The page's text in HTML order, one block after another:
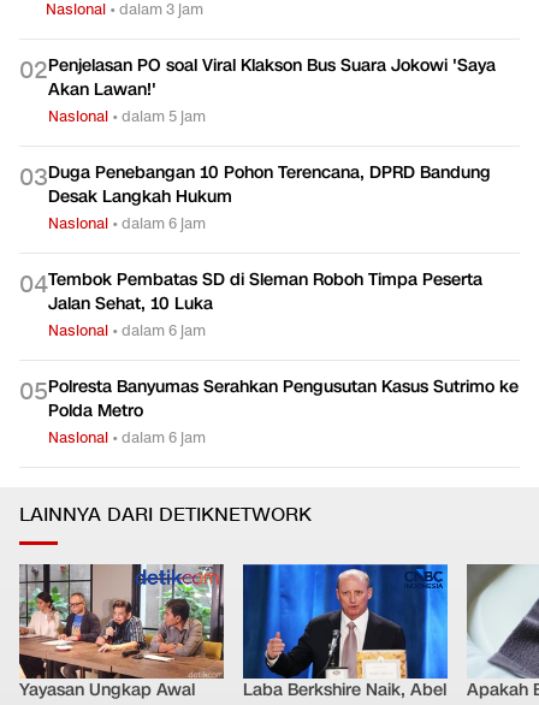
Nasional •dalam 3 jam
02Penjelasan PO soal Viral Klakson Bus Suara Jokowi 'Saya
Akan Lawan!'
Nasional •dalam 5 jam
03Duga Penebangan 10 Pohon Terencana, DPRD Bandung
Desak Langkah Hukum
Nasional •dalam 6 jam
04Tembok Pembatas SD di Sleman Roboh Timpa Peserta
Jalan Sehat, 10 Luka
Nasional •dalam 6 jam
05Polresta Banyumas Serahkan Pengusutan Kasus Sutrimo ke
Polda Metro
Nasional •dalam 6 jam
LAINNYA DARI DETIKNETWORK
Yayasan Ungkap Awal
Laba Berkshire Naik, Abel
Apakah